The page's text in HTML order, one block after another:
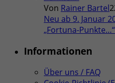
Von Rainer Bartel
Neu ab 9. Januar
„Fortuna-Punkte…“
Informationen
Über uns / FAQ